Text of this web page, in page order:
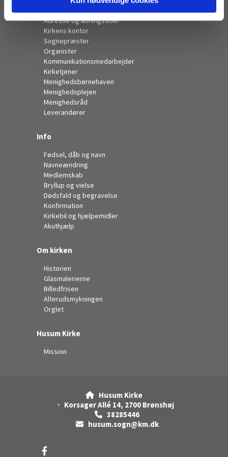
Adresse og åbningstider
Kirkens kontor
Sognepræster
Organister
Kommunikationsmedarbejder
Kirketjener
Menighedsbørnehaven
Menighedsplejen
Menighedsråd
Leverandører
Info
Fødsel, dåb og navn
Navneændring
Medlemskab
Bryllup og vielse
Dødsfald og begravelse
Konfirmation
Kirkebil og hjælpemidler
Akuthjælp
Om kirken
Historien
Glasmalerierne
Billedfrisen
Alterudsmykningen
Orglet
Husum Kirke
Mission

Husum Kirke
· Korsager Allé 14, 2700 Brønshøj
 38285446
husum.sogn@km.dk